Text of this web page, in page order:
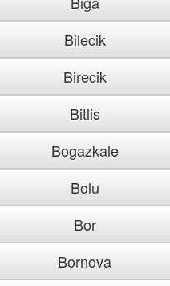
Bilecik
Birecik
Bitlis
Bogazkale
Bolu
Bor
Bornova